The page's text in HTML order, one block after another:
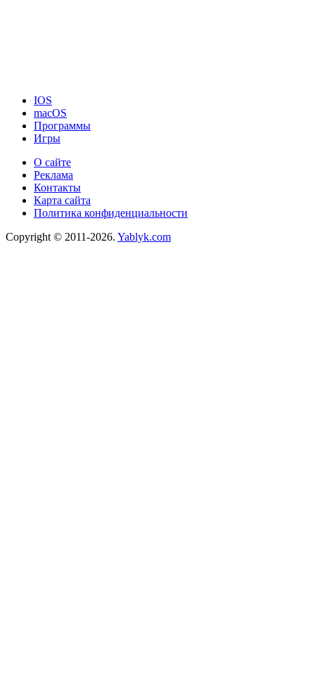
IOS
macOS
Программы
Игры
О сайте
Реклама
Контакты
Карта сайта
Политика конфиденциальности
Copyright © 2011-2026. Yablyk.сom